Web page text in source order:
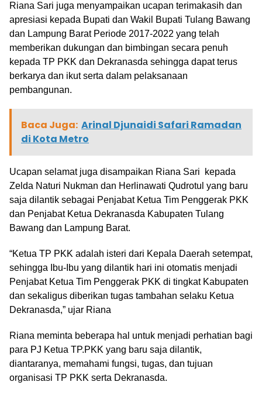
Riana Sari juga menyampaikan ucapan terimakasih dan
apresiasi kepada Bupati dan Wakil Bupati Tulang Bawang
dan Lampung Barat Periode 2017-2022 yang telah
memberikan dukungan dan bimbingan secara penuh
kepada TP PKK dan Dekranasda sehingga dapat terus
berkarya dan ikut serta dalam pelaksanaan
pembangunan.
Baca Juga: Arinal Djunaidi Safari Ramadan
di Kota Metro
Ucapan selamat juga disampaikan Riana Sari kepada
Zelda Naturi Nukman dan Herlinawati Qudrotul yang baru
saja dilantik sebagai Penjabat Ketua Tim Penggerak PKK
dan Penjabat Ketua Dekranasda Kabupaten Tulang
Bawang dan Lampung Barat.
“Ketua TP PKK adalah isteri dari Kepala Daerah setempat,
sehingga Ibu-Ibu yang dilantik hari ini otomatis menjadi
Penjabat Ketua Tim Penggerak PKK di tingkat Kabupaten
dan sekaligus diberikan tugas tambahan selaku Ketua
Dekranasda,” ujar Riana
Riana meminta beberapa hal untuk menjadi perhatian bagi
para PJ Ketua TP.PKK yang baru saja dilantik,
diantaranya, memahami fungsi, tugas, dan tujuan
organisasi TP PKK serta Dekranasda.